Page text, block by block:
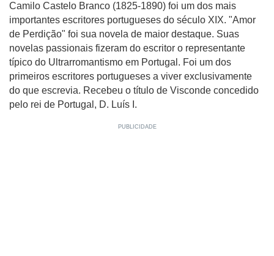
Camilo Castelo Branco (1825-1890) foi um dos mais
importantes escritores portugueses do século XIX. "Amor
de Perdição" foi sua novela de maior destaque. Suas
novelas passionais fizeram do escritor o representante
típico do Ultrarromantismo em Portugal. Foi um dos
primeiros escritores portugueses a viver exclusivamente
do que escrevia. Recebeu o título de Visconde concedido
pelo rei de Portugal, D. Luís I.